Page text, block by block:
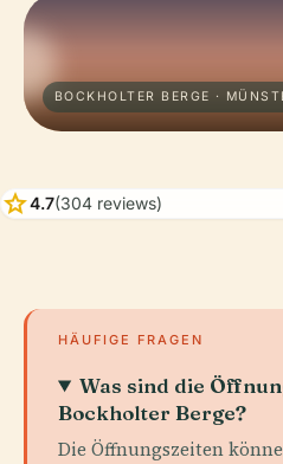
BOCKHOLTER BERGE ·
star4.7(304 reviews)
HÄUFIGE FRAGEN
Was sind die
Bockholter Berge?
Die Öffnungszeiten